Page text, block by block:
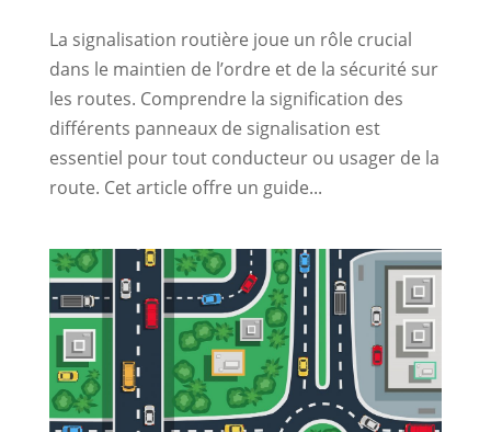
La signalisation routière joue un rôle crucial
dans le maintien de l’ordre et de la sécurité sur
les routes. Comprendre la signification des
différents panneaux de signalisation est
essentiel pour tout conducteur ou usager de la
route. Cet article offre un guide...